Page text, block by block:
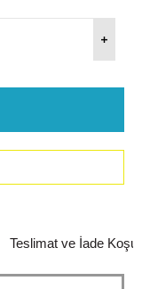
Teslimat ve İade